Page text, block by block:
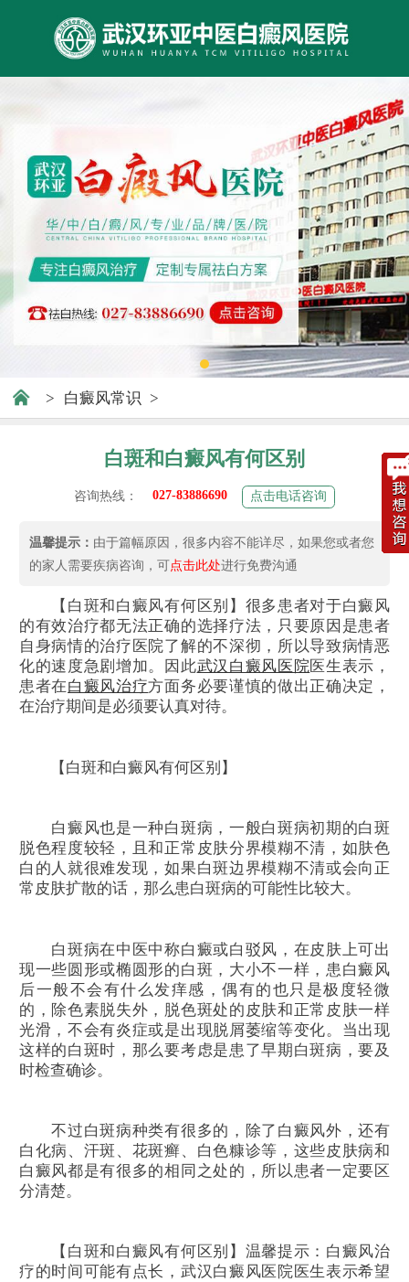
> 白癜风常识 >
白斑和白癜风有何区别
咨询热线： 027-83886690 点击电话咨询
温馨提示： 由于篇幅原因，很多内容不能详尽，如果您或者您
的家人需要疾病咨询，可点击此处进行免费沟通
【白斑和白癜风有何区别】很多患者对于白癜风
的有效治疗都无法正确的选择疗法，只要原因是患者
自身病情的治疗医院了解的不深彻，所以导致病情恶
化的速度急剧增加。因此武汉白癜风医院医生表示，
患者在白癜风治疗方面务必要谨慎的做出正确决定，
在治疗期间是必须要认真对待。
【白斑和白癜风有何区别】
白癜风也是一种白斑病，一般白斑病初期的白斑
脱色程度较轻，且和正常皮肤分界模糊不清，如肤色
白的人就很难发现，如果白斑边界模糊不清或会向正
常皮肤扩散的话，那么患白斑病的可能性比较大。
白斑病在中医中称白癜或白驳风，在皮肤上可出
现一些圆形或椭圆形的白斑，大小不一样，患白癜风
后一般不会有什么发痒感，偶有的也只是极度轻微
的，除色素脱失外，脱色斑处的皮肤和正常皮肤一样
光滑，不会有炎症或是出现脱屑萎缩等变化。当出现
这样的白斑时，那么要考虑是患了早期白斑病，要及
时检查确诊。
不过白斑病种类有很多的，除了白癜风外，还有
白化病、汗斑、花斑癣、白色糠诊等，这些皮肤病和
白癜风都是有很多的相同之处的，所以患者一定要区
分清楚。
【白斑和白癜风有何区别】温馨提示：白癜风治
疗的时间可能有点长，武汉白癜风医院医生表示希望